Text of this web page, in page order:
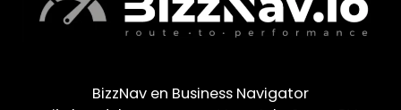
BizzNav en Business Navigator